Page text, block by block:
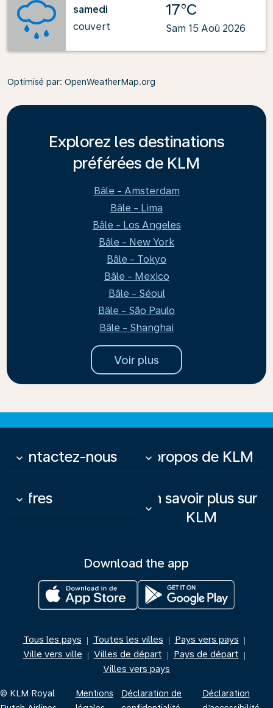
samedi
couvert
17°C
Sam 15 Aoû 2026
Optimisé par: OpenWeatherMap.org
Explorez les destinations
préférées de KLM
Bâle - Amsterdam
Bâle - Lima
Bâle - Los Angeles
Bâle - New York
Bâle - Tokyo
Bâle - Mexico
Bâle - Séoul
Bâle - São Paulo
Bâle - Shanghai
Voir plus
Contactez-nous
keyboard_arrow_down À propos de KLM
keyboard_arrow_down
Offres
keyboard_arrow_down
En savoir plus sur
KLM
keyboard_arrow_down
Download the app
Tous les pays | Toutes les villes | Pays vers pays |
Ville vers ville | Villes de départ | Pays de départ |
Villes vers pays
© KLM Royal
Mentions
Déclaration de
Déclaration